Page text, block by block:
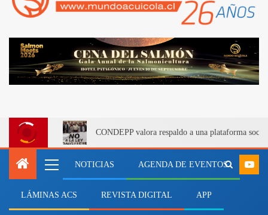
CONDEPP valora respaldo a una plataforma
NOTICIAS AGENDA DE EVENTOS
LÁMINAS ACS REVISTA DIGITAL APP
condiciones de transporte